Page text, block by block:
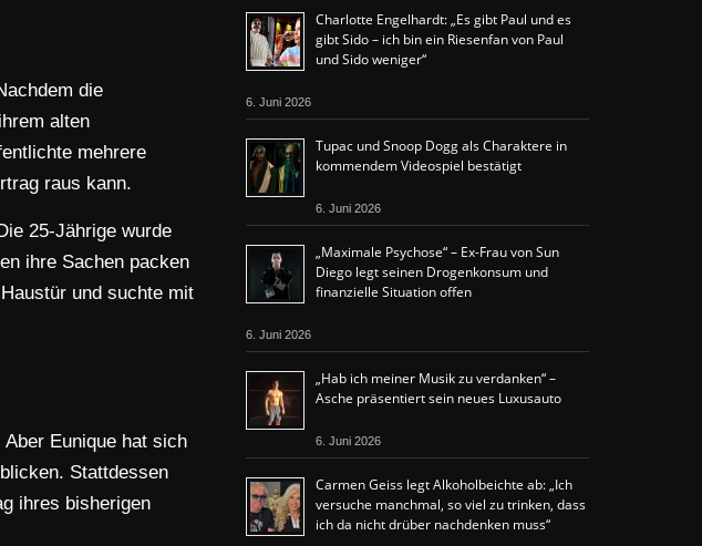
die
alten
mehrere
raus kann.
25-Jährige wurde
ihre Sachen packen
und suchte mit
Eunique hat sich
Stattdessen
ihres bisherigen
Charlotte Engelhardt: „Es gibt Paul und es
gibt Sido – ich bin ein Riesenfan von Paul
und Sido weniger“
6. Juni 2026
Tupac und Snoop Dogg als Charaktere in
kommendem Videospiel bestätigt
6. Juni 2026
„Maximale Psychose“ – Ex-Frau von Sun
Diego legt seinen Drogenkonsum und
finanzielle Situation offen
6. Juni 2026
„Hab ich meiner Musik zu verdanken“ –
Asche präsentiert sein neues Luxusauto
6. Juni 2026
Carmen Geiss legt Alkoholbeichte ab: „Ich
versuche manchmal, so viel zu trinken, dass
ich da nicht drüber nachdenken muss“